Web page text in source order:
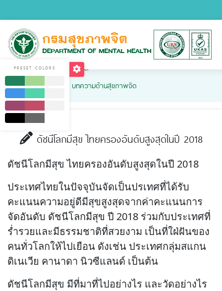
บทความด้านสุขภาพจิต
Home บริการ บทความด้านสุขภาพจิต
ดัชนีโลกมีสุข ไทยครองอันดับสูงสุดในปี 2018
ดัชนีโลกมีสุข ไทยครองอันดับสูงสุดในปี 2018
ประเทศไทยในปัจจุบันจัดเป็นปรเทศที่ได้รับ
คะแนนความอยู่ดีมีสุขสูงสุดจากค่าคะแนนการ
จัดอันดับ ดัชนีโลกมีสุข ปี 2018 ร่วมกับประเทศที่
ร่ำรวยและมีธรรมชาติที่สวยงาม เป็นที่ใฝ่ฝันของ
คนทั่วโลกให้ไปเยือน ดังเช่น ประเทศกลุ่มสแกน
ดิเนเวีย คานาดา นิวซีแลนด์ เป็นต้น
ดัชนีโลกมีสุข มีที่มาที่ไปอย่างไร และวัดอย่างไร
PRESET COLORS